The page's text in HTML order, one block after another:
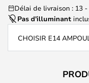
Délai de livraison : 13
Pas d'illuminant
CHOISIR E14